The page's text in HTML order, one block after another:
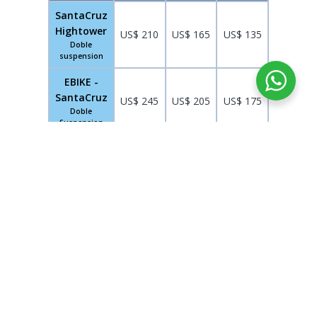
SantaCruz
Hightower
Doble
suspension
US$ 210 US$ 165 US$ 135
EBIKE -
SantaCruz
Doble
Suspension
US$ 245 US$ 205 US$ 175